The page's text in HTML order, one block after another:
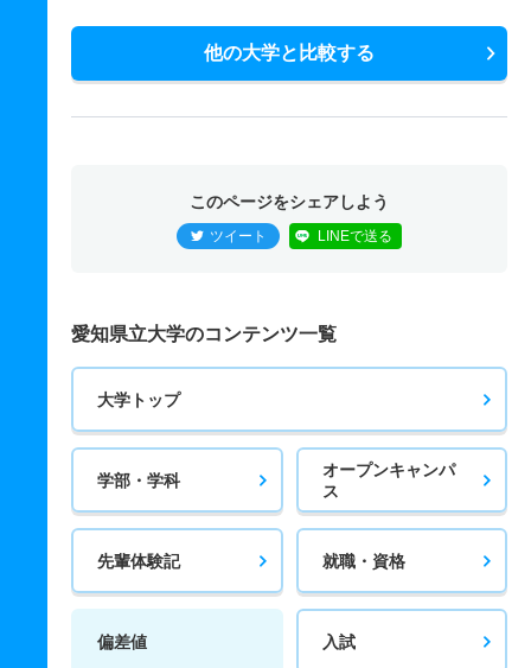
他の大学と比較する
このページをシェアしよう
ツイート LINEで送る
愛知県立大学のコンテンツ一覧
大学トップ
学部・学科
オープンキャンパ
ス
先輩体験記 就職・資格
偏差値 入試